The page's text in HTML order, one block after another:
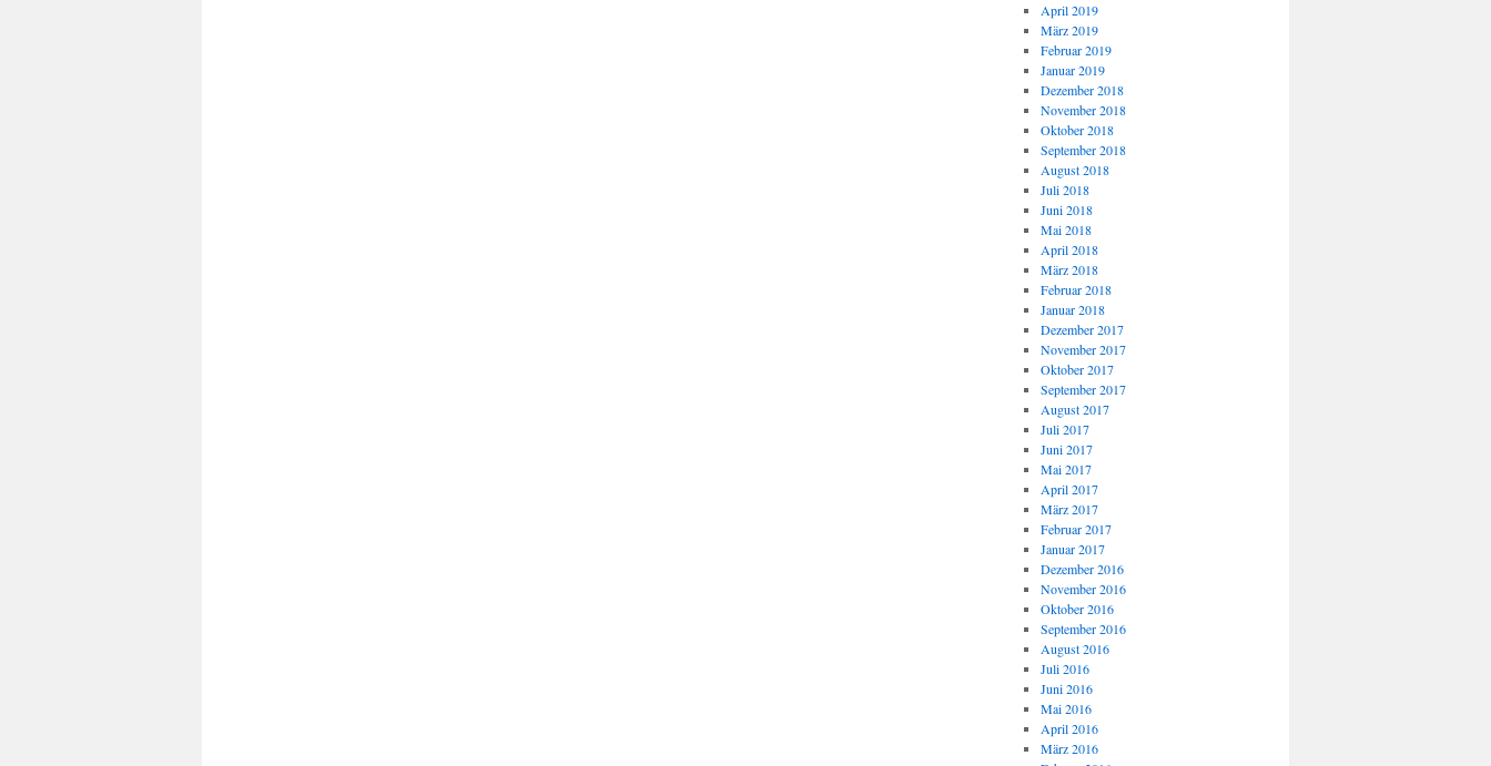
April 2019
März 2019
Februar 2019
Januar 2019
Dezember 2018
November 2018
Oktober 2018
September 2018
August 2018
Juli 2018
Juni 2018
Mai 2018
April 2018
März 2018
Februar 2018
Januar 2018
Dezember 2017
November 2017
Oktober 2017
September 2017
August 2017
Juli 2017
Juni 2017
Mai 2017
April 2017
März 2017
Februar 2017
Januar 2017
Dezember 2016
November 2016
Oktober 2016
September 2016
August 2016
Juli 2016
Juni 2016
Mai 2016
April 2016
März 2016